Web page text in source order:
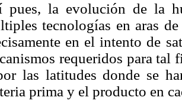
pues, la evolución de la
tecnologías en aras
en el intento de
requeridos para
las latitudes donde se
prima y el producto en